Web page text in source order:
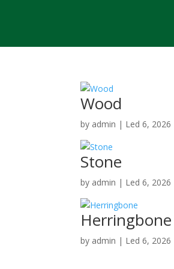
Wood
by admin | Led 6, 2026
Stone
by admin | Led 6, 2026
Herringbone
by admin | Led 6, 2026